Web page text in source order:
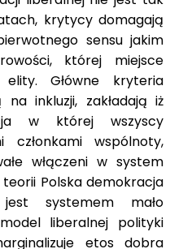
krytycy domagają
sensu jakim
której miejsce
elity. Główne kryteria
inkluzji, zakładają iż
w której wszyscy
wspólnoty,
włączeni w system
Polska demokracja
systemem mało
liberalnej polityki
etos dobra